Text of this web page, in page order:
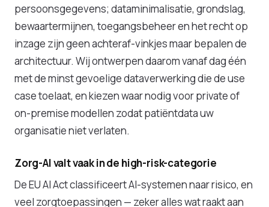
persoonsgegevens; dataminimalisatie, grondslag,
bewaartermijnen, toegangsbeheer en het recht op
inzage zijn geen achteraf-vinkjes maar bepalen de
architectuur. Wij ontwerpen daarom vanaf dag één
met de minst gevoelige dataverwerking die de use
case toelaat, en kiezen waar nodig voor private of
on-premise modellen zodat patiëntdata uw
organisatie niet verlaten.
Zorg-AI valt vaak in de high-risk-categorie
De EU AI Act classificeert AI-systemen naar risico, en
veel zorgtoepassingen — zeker alles wat raakt aan